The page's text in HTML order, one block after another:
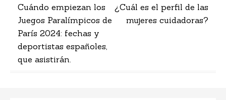
Navegación
de
entradas
Cuándo empiezan los
Juegos Paralímpicos de
París 2024: fechas y
deportistas españoles,
que asistirán.
¿Cuál es el perfil de las
mujeres cuidadoras?